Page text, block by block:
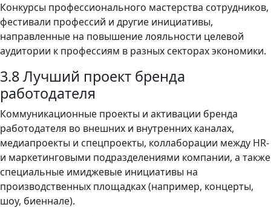
Конкурсы профессионального мастерства сотрудников,
фестивали профессий и другие инициативы,
направленные на повышение лояльности целевой
аудитории к профессиям в разных секторах экономики.
3.8 Лучший проект бренда
работодателя
Коммуникационные проекты и активации бренда
работодателя во внешних и внутренних каналах,
медиапроекты и спецпроекты, коллаборации между HR-
и маркетинговыми подразделениями компании, а также
специальные имиджевые инициативы на
производственных площадках (например, концерты,
шоу, биеннале).